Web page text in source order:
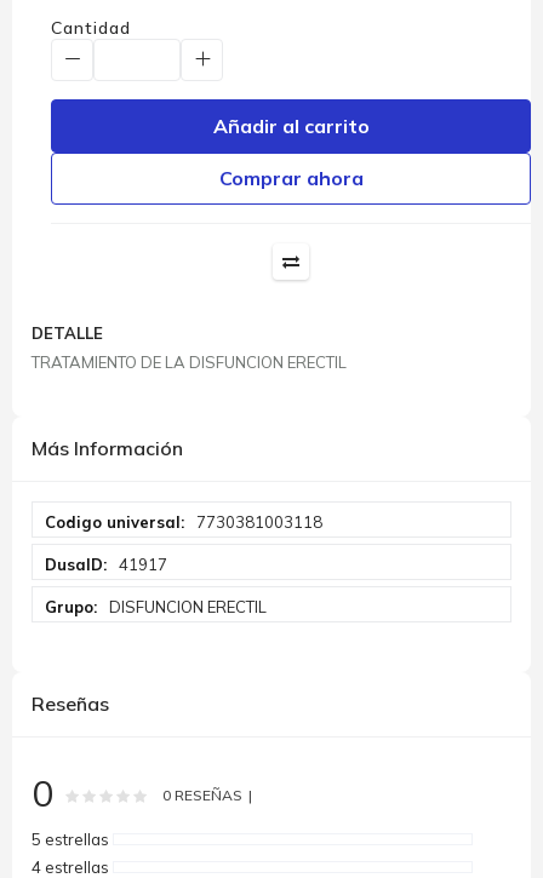
Cantidad
Añadir al carrito
Comprar ahora
DETALLE
TRATAMIENTO DE LA DISFUNCION ERECTIL
Más Información
Información
7730381003118
41917
DISFUNCION ERECTIL
Reseñas
0 Rating: % of100
0 RESEÑAS
5 estrellas
4 estrellas